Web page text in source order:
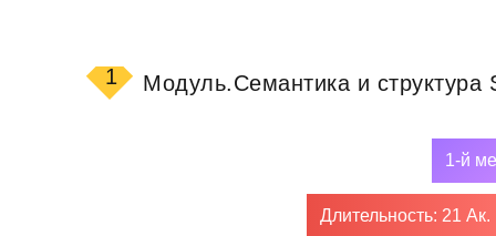
1 Модуль.Семантика и структура
1-й
Длительность: 21 Ак.